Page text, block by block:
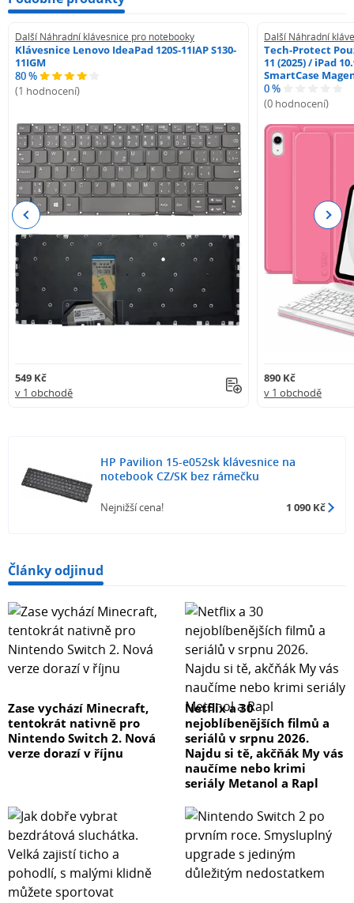
Další Náhradní klávesnice pro notebooky
Klávesnice Lenovo IdeaPad 120S-11IAP S130-
11IGM
80 %
(1 hodnocení)
549 Kč
v 1 obchodě
Další Náhradní
Tech-Protect
11 (2025) / iPad
SmartCase
0 %
(0 hodnocení)
890 Kč
v 1 obchodě
Previous Next
HP Pavilion 15-e052sk klávesnice na
notebook CZ/SK bez rámečku
Nejnižší cena! 1 090 Kč
Články odjinud
Zase vychází Minecraft,
tentokrát nativně pro
Nintendo Switch 2. Nová
verze dorazí v říjnu
Netflix a 30
nejoblíbenějších filmů a
seriálů v srpnu 2026.
Najdu si tě, akčňák My vás
naučíme nebo krimi
seriály Metanol a Rapl